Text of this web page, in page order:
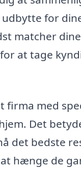
for
matcher
at tage
firma med
Det
det bedste
hænge de